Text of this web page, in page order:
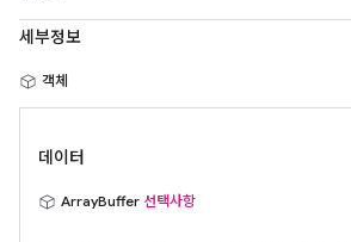
세부정보
객체
데이터
ArrayBuffer 선택사항